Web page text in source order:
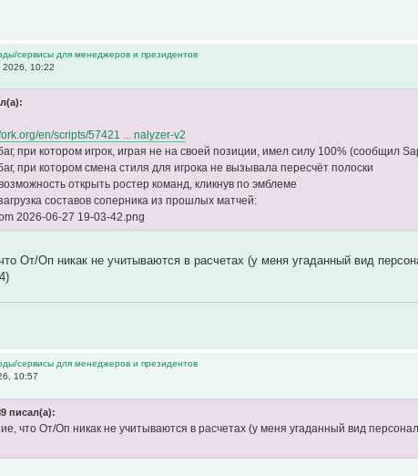
сервисы для менеджеров и президентов
10:22
en/scripts/57421 ... nalyzer-v2
при котором игрок, играя не на своей позиции, имел силу 100% (сообщил
при котором смена стиля для игрока не вызывала пересчёт полоски
открыть ростер команд, кликнув по эмблеме
составов соперника из прошлых матчей:
2026-06-27 19-03-42.png
От/Оп никак не учитываются в расчетах (у меня угаданный вид
сервисы для менеджеров и президентов
10:57
писал(а):
что От/Оп никак не учитываются в расчетах (у меня угаданный вид